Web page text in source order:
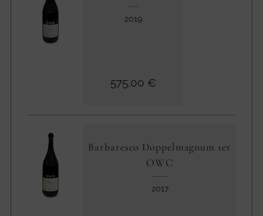
2019
575,00 €
Barbaresco Doppelmagnum 1er
OWC
2017